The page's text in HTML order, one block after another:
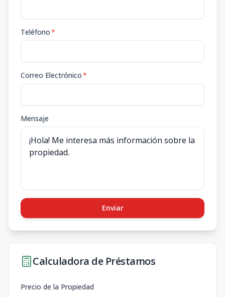
Teléfono*
Correo Electrónico*
Mensaje
Enviar
Calculadora de Préstamos
Precio de la Propiedad